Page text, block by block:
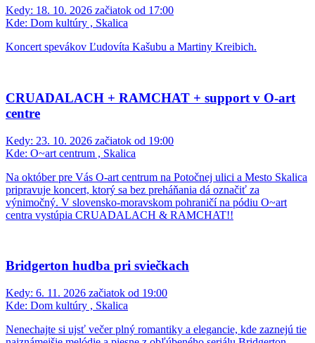
Kedy: 18. 10. 2026 začiatok od 17:00
Kde: Dom kultúry , Skalica
Koncert spevákov Ľudovíta Kašubu a Martiny Kreibich.
CRUADALACH + RAMCHAT + support v O-art
centre
Kedy: 23. 10. 2026 začiatok od 19:00
Kde: O~art centrum , Skalica
Na október pre Vás O-art centrum na Potočnej ulici a Mesto Skalica
pripravuje koncert, ktorý sa bez preháňania dá označiť za
výnimočný. V slovensko-moravskom pohraničí na pódiu O~art
centra vystúpia CRUADALACH & RAMCHAT!!
Bridgerton hudba pri sviečkach
Kedy: 6. 11. 2026 začiatok od 19:00
Kde: Dom kultúry , Skalica
Nenechajte si ujsť večer plný romantiky a elegancie, kde zaznejú tie